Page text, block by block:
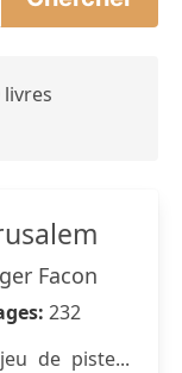
Facon
232
de piste...